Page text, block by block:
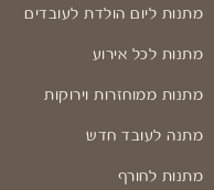
מתנות ליום הולדת לעובדים
מתנות לכל אירוע
מתנות ממוחזרות וירוקות
מתנה לעובד חדש
מתנות לחורף